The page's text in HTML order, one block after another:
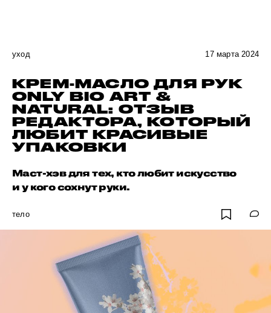
уход 17 марта 2024
КРЕМ-МАСЛО ДЛЯ РУК
ONLY BIO ART &
NATURAL: ОТЗЫВ
РЕДАКТОРА, КОТОРЫЙ
ЛЮБИТ КРАСИВЫЕ
УПАКОВКИ
Маст-хэв для тех, кто любит искусство
и у кого сохнут руки.
тело